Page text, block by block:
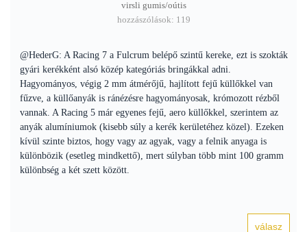
virsli gumis/oútis
hozzászólások: 119
@HederG: A Racing 7 a Fulcrum belépő szintű kereke, ezt is szokták
gyári kerékként alsó közép kategóriás bringákkal adni.
Hagyományos, végig 2 mm átmérőjű, hajlított fejű küllőkkel van
fűzve, a küllőanyák is ránézésre hagyományosak, krómozott rézből
vannak. A Racing 5 már egyenes fejű, aero küllőkkel, szerintem az
anyák alumíniumok (kisebb súly a kerék kerületéhez közel). Ezeken
kívül szinte biztos, hogy vagy az agyak, vagy a felnik anyaga is
különbözik (esetleg mindkettő), mert súlyban több mint 100 gramm
különbség a két szett között.